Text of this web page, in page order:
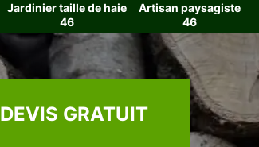
Jardinier taille de haie
46
Artisan paysagiste
46
DEVIS GRATUIT